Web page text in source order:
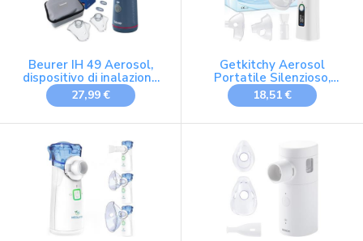
Beurer IH 49 Aerosol,
dispositivo di inalazione
portatile per bambini e
adulti, per raffreddore,
ricaricabile,
particolarmente
silenzioso, con tasca
27,99 €
Getkitchy Aerosol
Portatile Silenzioso,
Aerosol Ultrasuoni
Ricaricabile USB-C con
Nebulizzazione
Regolabile, 2 Maschere e
Boccaglio per Adulti e
Bambini, Casa e Viaggio
18,51 €